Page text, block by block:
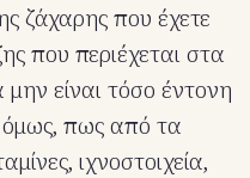
ζάχαρης που έχετε
που περιέχεται στα
είναι τόσο έντονη
όμως, πως από τα
ιχνοστοιχεία,